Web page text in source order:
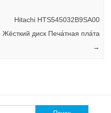
Hitachi HTS545032B9SA00
Жёсткий диск Печа́тная пла́та
→